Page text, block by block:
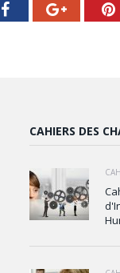
FacebookGoogle+
CAHIERS DES